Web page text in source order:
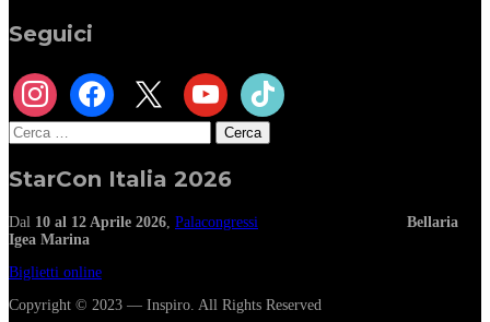
Seguici
instagram facebook youtube tiktok
Ricerca
per:
StarCon Italia 2026
Dal 10 al 12 Aprile 2026, Palacongressi
Bellaria
Igea Marina
Biglietti online
Copyright © 2023 — Inspiro. All Rights Reserved